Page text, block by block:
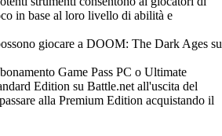
in base al loro livello di abilità e
giocare a DOOM: The Dark Ages su
Game Pass PC o Ultimate
Edition su Battle.net all'uscita del
alla Premium Edition acquistando il